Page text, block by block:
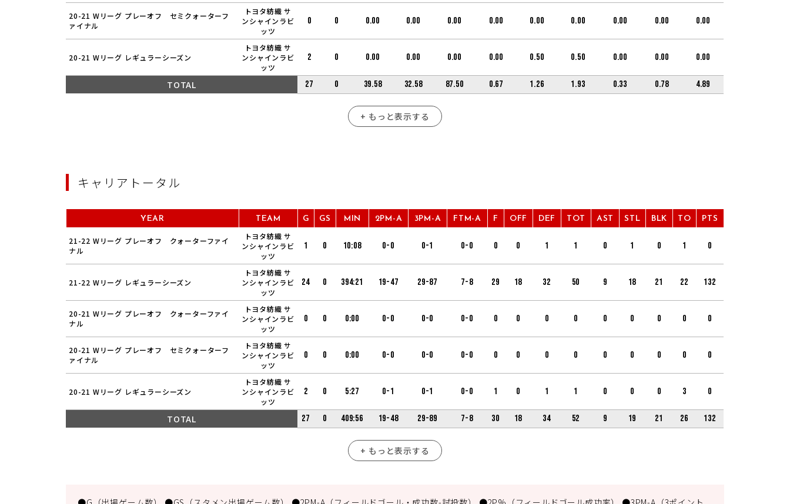
20-21 Wリーグ プレーオフ セミクォーターフ
ァイナル
トヨタ紡織 サ
ンシャインラビ
ッツ
0 0 0.00 0.00 0.00 0.00 0.00 0.00 0.00 0.00 0.00
20-21 Wリーグ レギュラーシーズン
トヨタ紡織 サ
ンシャインラビ
ッツ
2 0 0.00 0.00 0.00 0.00 0.50 0.50 0.00 0.00 0.00
TOTAL 27 0 39.58 32.58 87.50 0.67 1.26 1.93 0.33 0.78 4.89
+ もっと表示する
キャリアトータル
YEAR TEAM G GS MIN 2PM-A 3PM-A FTM-A F OFF DEF TOT AST STL BLK TO PTS
21-22 Wリーグ プレーオフ クォーターファイ
ナル
トヨタ紡織 サ
ンシャインラビ
ッツ
1 0 10:08 0-0 0-1 0-0 0 0 1 1 0 1 0 1 0
21-22 Wリーグ レギュラーシーズン
トヨタ紡織 サ
ンシャインラビ
ッツ
24 0 394:21 19-47 29-87 7-8 29 18 32 50 9 18 21 22 132
20-21 Wリーグ プレーオフ クォーターファイ
ナル
トヨタ紡織 サ
ンシャインラビ
ッツ
0 0 0:00 0-0 0-0 0-0 0 0 0 0 0 0 0 0 0
20-21 Wリーグ プレーオフ セミクォーターフ
ァイナル
トヨタ紡織 サ
ンシャインラビ
ッツ
0 0 0:00 0-0 0-0 0-0 0 0 0 0 0 0 0 0 0
20-21 Wリーグ レギュラーシーズン
トヨタ紡織 サ
ンシャインラビ
ッツ
2 0 5:27 0-1 0-1 0-0 1 0 1 1 0 0 0 3 0
TOTAL 27 0 409:56 19-48 29-89 7-8 30 18 34 52 9 19 21 26 132
+ もっと表示する